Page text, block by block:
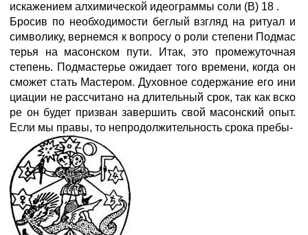
искажением алхимической идеограммы соли (В) 18 .
Бросив по необходимости беглый взгляд на ритуал и
символику, вернемся к вопросу о роли степени Подмас
терья на масонском пути. Итак, это промежуточная
степень. Подмастерье ожидает того времени, когда он
сможет стать Мастером. Духовное содержание его ини
циации не рассчитано на длительный срок, так как вско
ре он будет призван завершить свой масонский опыт.
Если мы правы, то непродолжительность срока пребы-